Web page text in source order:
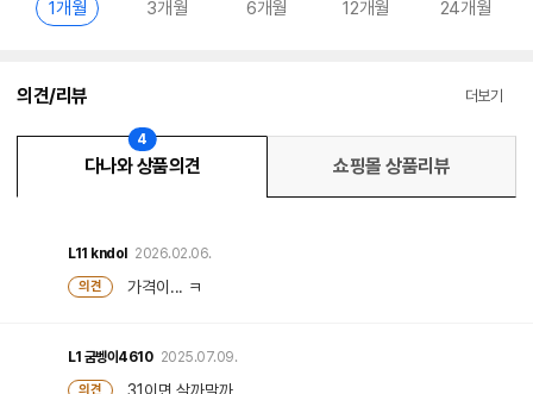
1개월 3개월 6개월 12개월 24개월
의견/리뷰 더보기
다나와 상품의견
4
쇼핑몰 상품리뷰
L11 kndol 2026.02.06.
의견 가격이... ㅋ
L1 굼벵이4610 2025.07.09.
의견 31이면 살까말까